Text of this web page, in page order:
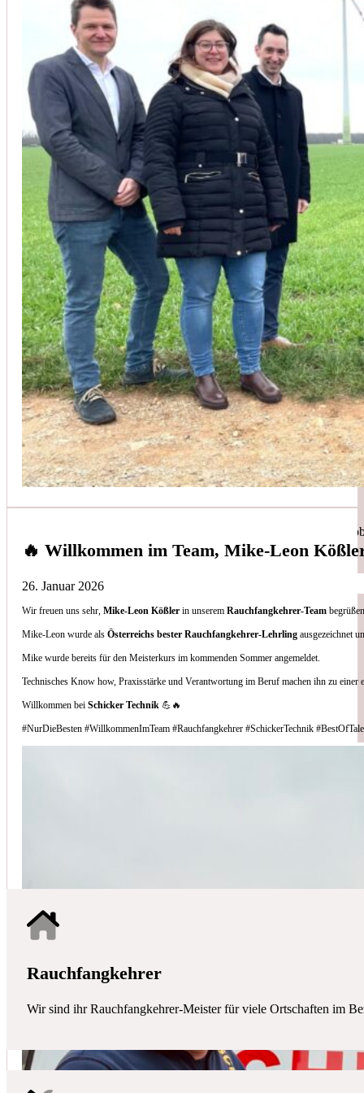
🔥 Willkommen im Team, Mike-Leon
26. Januar 2026
Wir freuen uns sehr,Mike-Leon Kößler in unseremRauchfangkehrer-Team
Mike-Leon wurde alsÖsterreichs bester Rauchfangkehrer-Lehrling ausgezeichnet
Mike wurde bereits für den Meisterkurs im kommenden Sommer angemeldet.
Technisches Know how, Praxisstärke und Verantwortung im Beruf machen ihn zu
Willkommen beiSchicker Technik 💪🔥
#NurDieBesten #WillkommenImTeam #Rauchfangkehrer #SchickerTechnik
Unsere Kunden vertrauen auf unsere langjährige Erfahrung und
Christoph Windisch
aus unseren Google-Bewertungen
Vom Anbot bis zur Fertigstellung alles rasch und
(Umbau) wurde besprochen und problemlos gelöst.
Johanna Koe
aus unseren Google-Bewertungen
Sehr freundlich! Hat alles super geklappt!
Simon Bilek
Anruf, 3 Stunden später war jemand Vorort, Problem
Thomas Gornix
aus unseren Google-Bewertungen
Nettes Team, und kompetente Beratung.
Rauchfangkehrer
Wir sind ihr Rauchfangkehrer-Meister für viele Ortschaften im